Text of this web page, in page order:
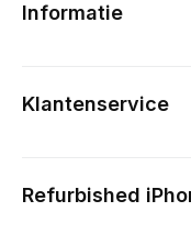
Informatie
Klantenservice
Refurbished